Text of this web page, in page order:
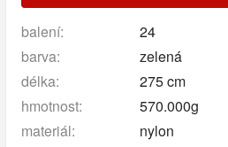
balení:
24
barva:
zelená
délka:
275 cm
hmotnost:
570.000g
materiál:
nylon